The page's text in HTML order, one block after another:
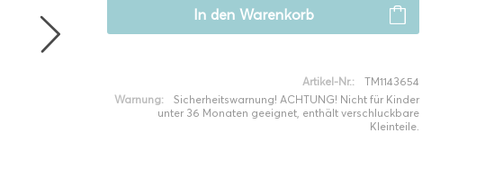
In den Warenkorb
Artikel-Nr.:
TM1143654
Warnung:
Sicherheitswarnung! ACHTUNG! Nicht für Kinder
unter 36 Monaten geeignet, enthält verschluckbare
Kleinteile.